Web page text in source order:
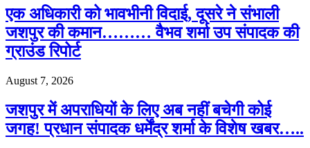
एक अधिकारी को भावभीनी विदाई, दूसरे ने संभाली
जशपुर की कमान……… वैभव शर्मा उप संपादक की
ग्राउंड रिपोर्ट
August 7, 2026
जशपुर में अपराधियों के लिए अब नहीं बचेगी कोई
जगह! प्रधान संपादक धर्मेंद्र शर्मा के विशेष खबर…..